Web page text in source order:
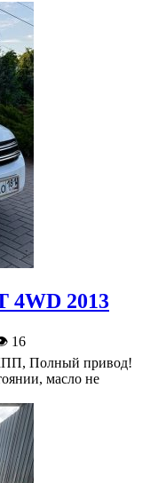
4WD 2013
16
Полный привод!
масло не